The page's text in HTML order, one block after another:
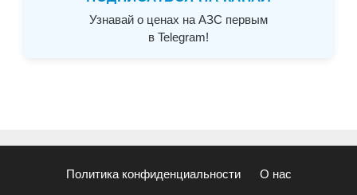
Узнавай о ценах на АЗС первым
в Telegram!
Политика конфиденциальности О нас